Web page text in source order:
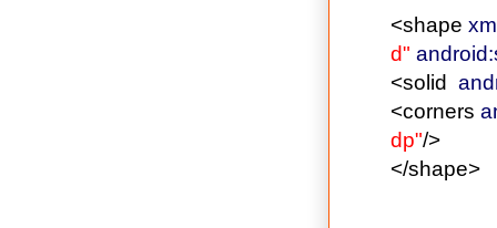
<shape
d"
<solid
<corners
dp"/>
</shape>